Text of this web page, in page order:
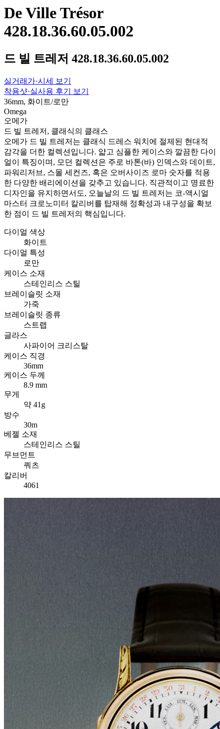
De Ville Trésor
428.18.36.60.05.002
드 빌 트레저 428.18.36.60.05.002
실거래가·시세 보기
착용샷·실사용 후기 보기
36mm, 화이트/로만
Omega
오메가
드 빌 트레저, 클래식의 클래스
오메가 드 빌 트레저는 클래식 드레스 워치에 절제된 현대적
감각을 더한 컬렉션입니다. 얇고 심플한 케이스와 깔끔한 다이
얼이 특징이며, 모던 컬렉션은 주로 바톤(바) 인덱스와 데이트,
파워리저브, 스몰 세컨즈, 혹은 오버사이즈 로마 숫자를 적용
한 다양한 배리에이션을 갖추고 있습니다. 직관적이고 명료한
디자인을 유지하면서도, 오늘날의 드 빌 트레저는 코-액시얼
마스터 크로노미터 칼리버를 탑재해 정확성과 내구성을 확보
한 점이 드 빌 트레저의 핵심입니다.
다이얼 색상
화이트
다이얼 특성
로만
케이스 소재
스테인리스 스틸
브레이슬릿 소재
가죽
브레이슬릿 종류
스트랩
글라스
사파이어 크리스탈
케이스 직경
36mm
케이스 두께
8.9 mm
무게
약 41g
방수
30m
베젤 소재
스테인리스 스틸
무브먼트
쿼츠
칼리버
4061